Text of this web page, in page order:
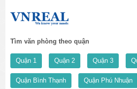
Tìm văn phòng theo quận
Quận 1 Quận 2 Quận 3
Quận Bình Thạnh Quận Phú Nhuận